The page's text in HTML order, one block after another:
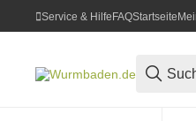
Service & HilfeFAQStartseite